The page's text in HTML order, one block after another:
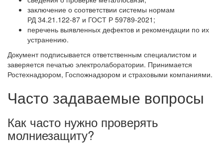
заключение о соответствии системы нормам
РД 34.21.122-87 и ГОСТ Р 59789-2021;
перечень выявленных дефектов и рекомендации по их
устранению.
Документ подписывается ответственным специалистом и
заверяется печатью электролаборатории. Принимается
Ростехнадзором, Госпожнадзором и страховыми компаниями.
Часто задаваемые вопросы
Как часто нужно проверять
молниезащиту?